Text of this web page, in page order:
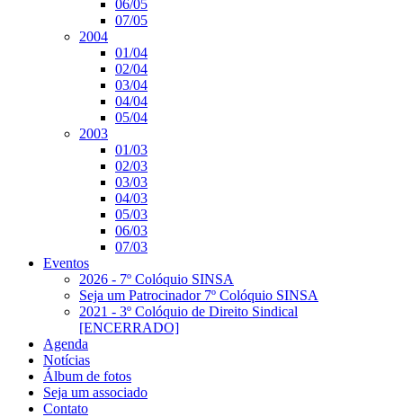
06/05
07/05
2004
01/04
02/04
03/04
04/04
05/04
2003
01/03
02/03
03/03
04/03
05/03
06/03
07/03
Eventos
2026 - 7º Colóquio SINSA
Seja um Patrocinador 7º Colóquio SINSA
2021 - 3º Colóquio de Direito Sindical
[ENCERRADO]
Agenda
Notícias
Álbum de fotos
Seja um associado
Contato